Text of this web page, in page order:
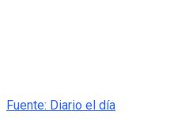
Fuente: Diario el día